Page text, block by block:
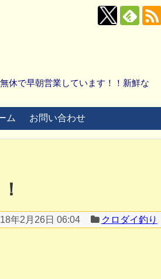
休で早朝営業しています！！新鮮な
ム お問い合わせ
年2月26日 06:04 クロダイ釣り